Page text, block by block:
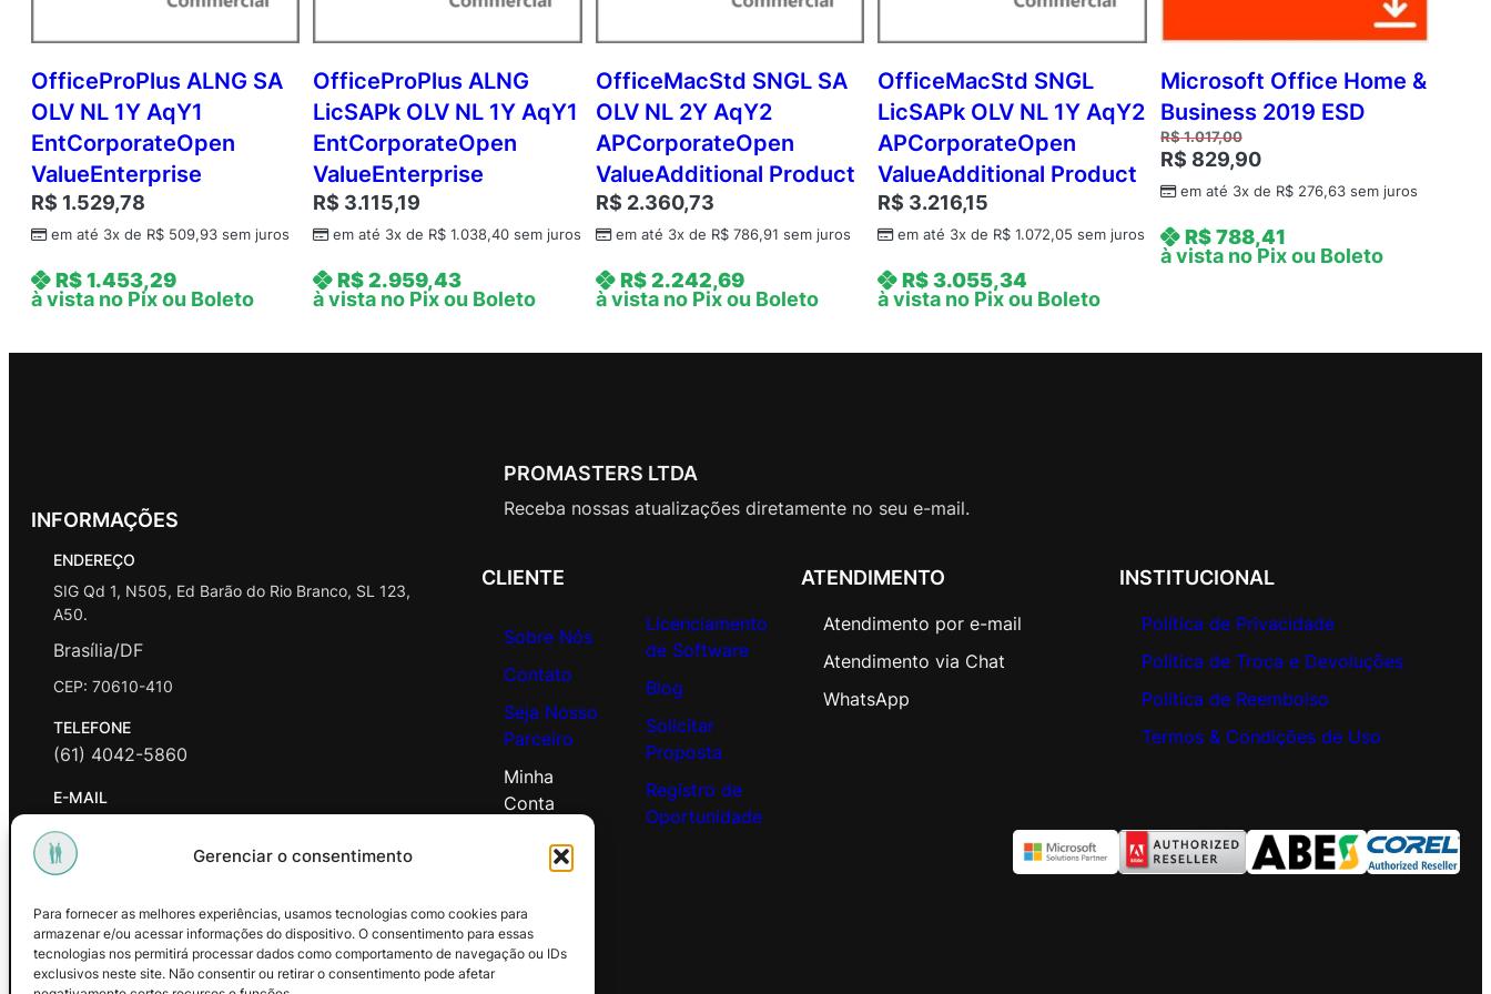
Gerenciar o consentimento
Para fornecer as melhores experiências, usamos tecnologias como cookies para
armazenar e/ou acessar informações do dispositivo. O consentimento para essas
tecnologias nos permitirá processar dados como comportamento de navegação ou IDs
exclusivos neste site. Não consentir ou retirar o consentimento pode afetar
q
Y
1
P
l
t
f
r
C
t
e
OfficeProPlus ALNG SA
OLV NL 1Y AqY1
EntCorporateOpen
ValueEnterprise
R$ 1.529,78
em até 3x de R$ 509,93 sem juros
R$1.453,29
à vista no Pix ou Boleto
OfficeProPlus ALNG
LicSAPk OLV NL 1Y AqY1
EntCorporateOpen
ValueEnterprise
R$ 3.115,19
em até 3x de R$ 1.038,40 sem juros
R$2.959,43
à vista no Pix ou Boleto
OfficeMacStd SNGL SA
OLV NL 2Y AqY2
APCorporateOpen
ValueAdditional Product
R$ 2.360,73
em até 3x de R$786,91 sem juros
R$2.242,69
à vista no Pix ou Boleto
OfficeMacStd SNGL
LicSAPk OLV NL 1Y AqY2
APCorporateOpen
ValueAdditional Product
R$ 3.216,15
em até 3x de R$ 1.072,05 sem juros
R$3.055,34
à vista no Pix ou Boleto
Microsoft Office Home &
Business 2019 ESD
R$1.017,00
R$ 829,90
em até 3x de R$276,63sem juros
R$788,41
à vista no Pix ou Boleto
INFORMAÇÕES
ENDEREÇO
SIG Qd 1, N505, Ed Barão do Rio Branco, SL 123,
A50.
Brasília/DF
CEP: 70610-410
TELEFONE
(61) 4042-5860
E-MAIL
contato@promasters.net.br
HORÁRIO DE ATENDIMENTO
Facebook Instagram Youtube
PROMASTERS LTDA
Receba nossas atualizações diretamente no seu e-mail.
CLIENTE
Sobre Nós
Contato
Seja Nosso
Parceiro
Minha
Conta
Licenciamento
de Software
Blog
Solicitar
Proposta
Registro de
Oportunidade
ATENDIMENTO
Atendimento por e-mail
Atendimento via Chat
WhatsApp
INSTITUCIONAL
Política de Privacidade
Política de Troca e Devoluções
Política de Reembolso
Termos & Condições de Uso